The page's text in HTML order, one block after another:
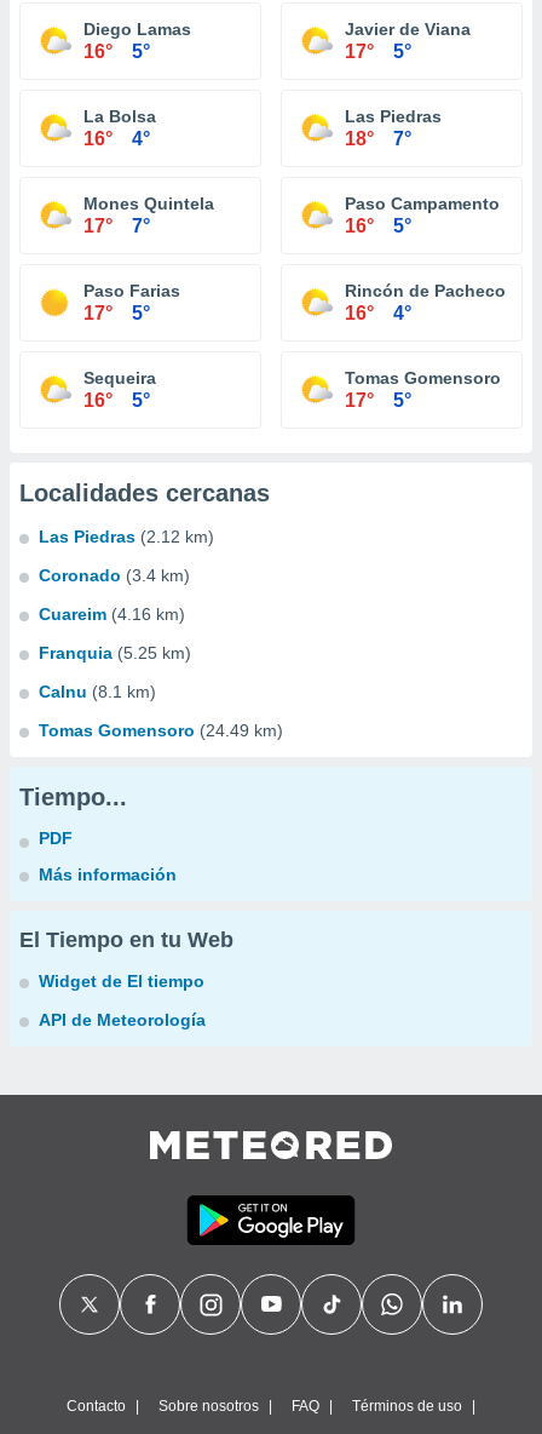
Diego Lamas
16° 5°
Javier de Viana
17° 5°
La Bolsa
16° 4°
Las Piedras
18° 7°
Mones Quintela
17° 7°
Paso Campamento
16° 5°
Paso Farias
17° 5°
Rincón de Pacheco
16° 4°
Sequeira
16° 5°
Tomas Gomensoro
17° 5°
Localidades cercanas
Las Piedras (2.12 km)
Coronado (3.4 km)
Cuareim (4.16 km)
Franquia (5.25 km)
Calnu (8.1 km)
Tomas Gomensoro (24.49 km)
Tiempo...
PDF
Más información
El Tiempo en tu Web
Widget de El tiempo
API de Meteorología
Contacto Sobre nosotros FAQ Términos de uso